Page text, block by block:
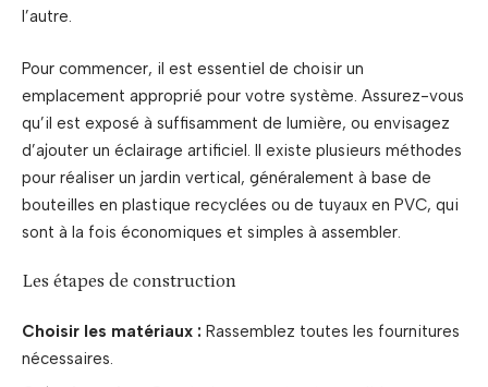
l’autre.
Pour commencer, il est essentiel de choisir un
emplacement approprié pour votre système. Assurez-vous
qu’il est exposé à suffisamment de lumière, ou envisagez
d’ajouter un éclairage artificiel. Il existe plusieurs méthodes
pour réaliser un jardin vertical, généralement à base de
bouteilles en plastique recyclées ou de tuyaux en PVC, qui
sont à la fois économiques et simples à assembler.
Les étapes de construction
Choisir les matériaux : Rassemblez toutes les fournitures
nécessaires.